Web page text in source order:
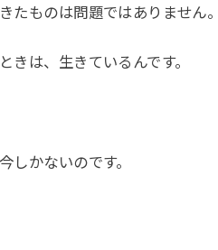
たものは問題ではありません
きは、生きているんです。
しかないのです。